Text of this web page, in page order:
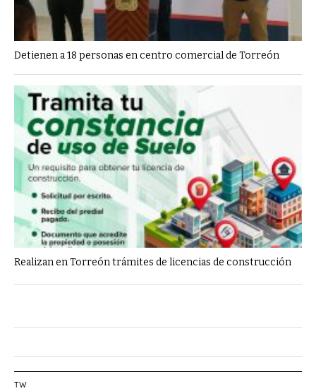
Detienen a 18 personas en centro comercial de Torreón
Realizan en Torreón trámites de licencias de construcción
TW